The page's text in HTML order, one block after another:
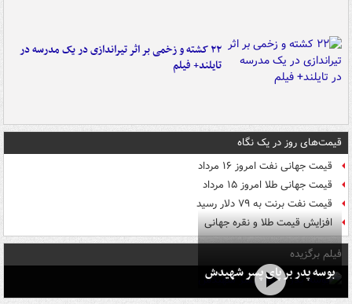
۲۲ کشته و زخمی بر اثر تیراندازی در یک مدرسه در
تایلند+ فیلم
قیمت‌های روز در یک نگاه
قیمت جهانی نفت امروز ۱۶ مرداد
قیمت جهانی طلا امروز ۱۵ مرداد
قیمت نفت برنت به ۷۹ دلار رسید
افزایش قیمت طلا و نقره جهانی
فیلم برگزیده
بوسه‌ پدر بر پای پسر شهیدش